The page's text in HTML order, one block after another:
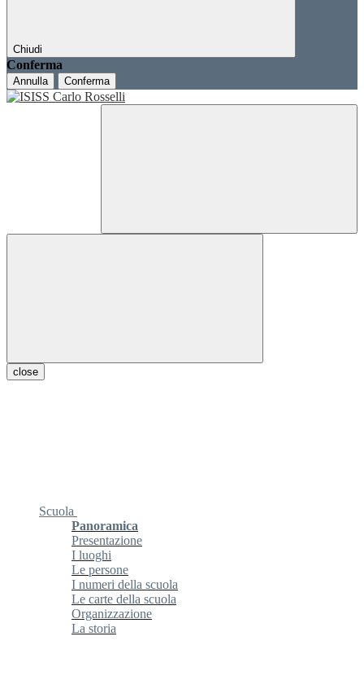
Chiudi
Conferma
Annulla Conferma
close
Scuola
Panoramica
Presentazione
I luoghi
Le persone
I numeri della scuola
Le carte della scuola
Organizzazione
La storia